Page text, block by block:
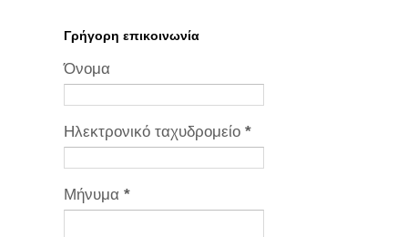
Γρήγορη επικοινωνία
Όνομα
Ηλεκτρονικό ταχυδρομείο *
Μήνυμα *